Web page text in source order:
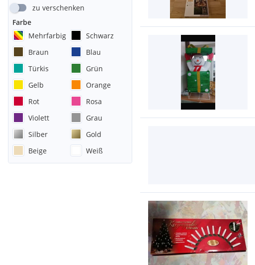
zu verschenken
Farbe
Mehrfarbig
Schwarz
Braun
Blau
Türkis
Grün
Gelb
Orange
Rot
Rosa
Violett
Grau
Silber
Gold
Beige
Weiß